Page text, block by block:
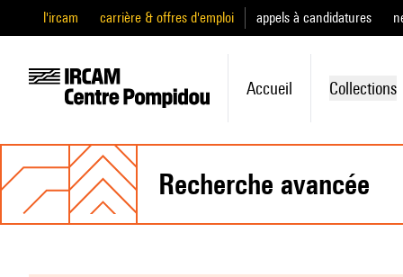
l'ircam carrière & offres d'emploi appels à candidatures
Accueil Collections
recherche avancée